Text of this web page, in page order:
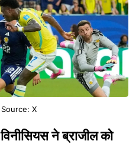
X
ने ब्राजील को